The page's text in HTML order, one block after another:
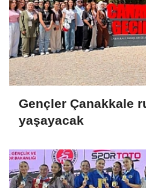
Gençler Çanakkale
yaşayacak